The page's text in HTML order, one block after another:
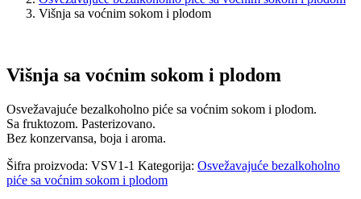
Višnja sa voćnim sokom i plodom
Višnja sa voćnim sokom i plodom
Osvežavajuće bezalkoholno piće sa voćnim sokom i plodom.
Sa fruktozom. Pasterizovano.
Bez konzervansa, boja i aroma.
Šifra proizvoda: VSV1-1 Kategorija: Osvežavajuće bezalkoholno
piće sa voćnim sokom i plodom